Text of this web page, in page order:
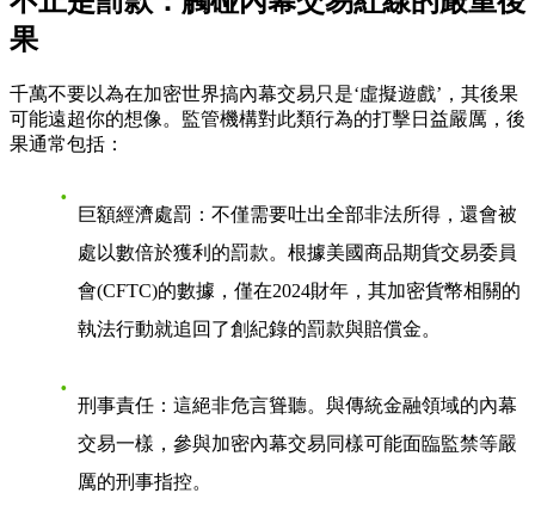
果
千萬不要以為在加密世界搞內幕交易只是‘虛擬遊戲’，其後果
可能遠超你的想像。監管機構對此類行為的打擊日益嚴厲，後
果通常包括：
巨額經濟處罰 ：不僅需要吐出全部非法所得，還會被
處以數倍於獲利的罰款。根據美國商品期貨交易委員
會(CFTC)的數據，僅在2024財年，其加密貨幣相關的
執法行動就追回了創紀錄的罰款與賠償金。
刑事責任 ：這絕非危言聳聽。與傳統金融領域的內幕
交易一樣，參與加密內幕交易同樣可能面臨監禁等嚴
厲的刑事指控。